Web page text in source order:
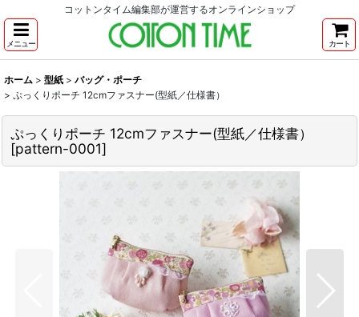
コットンタイム編集部が運営するオンラインショップ
メニュー カート
ホーム > 型紙 > バッグ・ポーチ
> ぷっくりポーチ 12cmファスナー(型紙／仕様書）
ぷっくりポーチ 12cmファスナー(型紙／仕様書）
[pattern-0001]